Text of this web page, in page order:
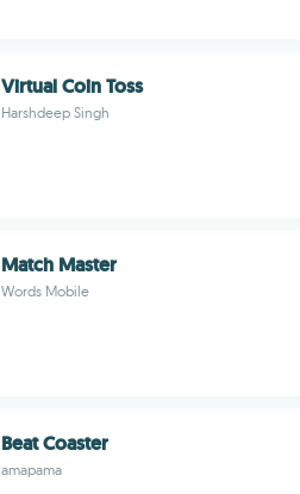
Virtual Coin Toss
Harshdeep Singh
Match Master
Words Mobile
Beat Coaster
amapama